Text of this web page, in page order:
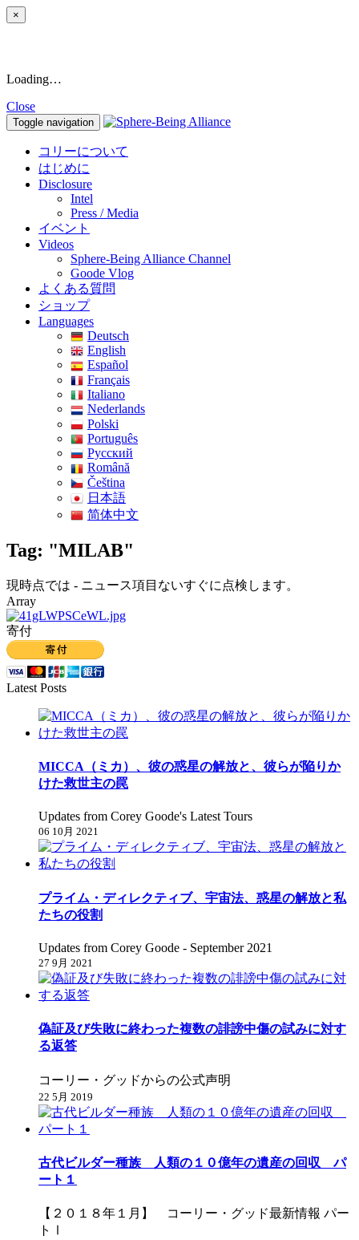
×
Loading…
Close
Toggle navigation
コリーについて
はじめに
Disclosure
Intel
Press / Media
イベント
Videos
Sphere-Being Alliance Channel
Goode Vlog
よくある質問
ショップ
Languages
Deutsch
English
Español
Français
Italiano
Nederlands
Polski
Português
Pусский
Română
Čeština
日本語
简体中文
Tag: "MILAB"
現時点では - ニュース項目ないすぐに点検します。
Array
寄付
Latest Posts
MICCA（ミカ）、彼の惑星の解放と、彼らが陥りか
けた救世主の罠
Updates from Corey Goode's Latest Tours
06 10月 2021
プライム・ディレクティブ、宇宙法、惑星の解放と私
たちの役割
Updates from Corey Goode - September 2021
27 9月 2021
偽証及び失敗に終わった複数の誹謗中傷の試みに対す
る返答
コーリー・グッドからの公式声明
22 5月 2019
古代ビルダー種族 人類の１０億年の遺産の回収 パ
ート１
【２０１８年１月】 コーリー・グッド最新情報 パー
トⅠ